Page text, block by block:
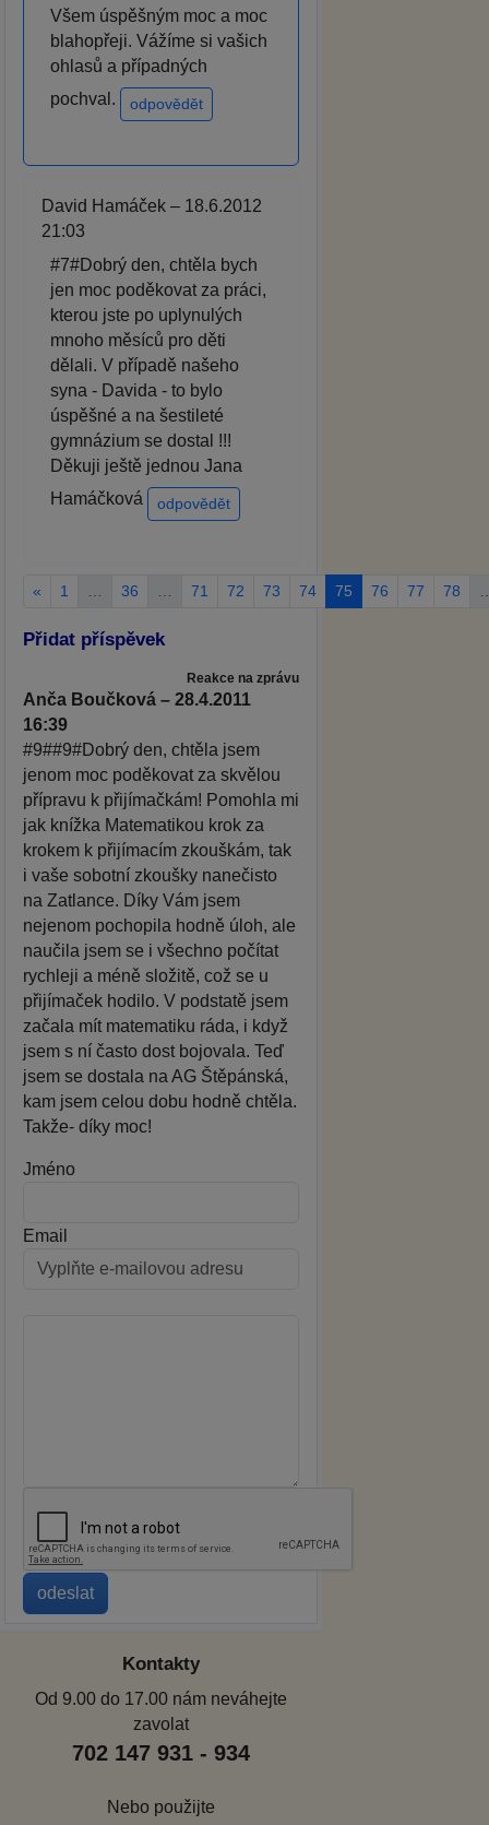
Všem úspěšným moc a moc
blahopřeji. Vážíme si vašich
ohlasů a případných
pochval.
odpovědět
David Hamáček – 18.6.2012
21:03
#7#Dobrý den, chtěla bych
jen moc poděkovat za práci,
kterou jste po uplynulých
mnoho měsíců pro děti
dělali. V případě našeho
syna - Davida - to bylo
úspěšné a na šestileté
gymnázium se dostal !!!
Děkuji ještě jednou Jana
Hamáčková
odpovědět
« 1 36 71 72 73 74 75 76 77 78
Přidat příspěvek
Reakce na zprávu
Anča Boučková – 28.4.2011
16:39
#9##9#Dobrý den, chtěla jsem
jenom moc poděkovat za skvělou
přípravu k přijímačkám! Pomohla mi
jak knížka Matematikou krok za
krokem k přijímacím zkouškám, tak
i vaše sobotní zkoušky nanečisto
na Zatlance. Díky Vám jsem
nejenom pochopila hodně úloh, ale
naučila jsem se i všechno počítat
rychleji a méně složitě, což se u
přijímaček hodilo. V podstatě jsem
začala mít matematiku ráda, i když
jsem s ní často dost bojovala. Teď
jsem se dostala na AG Štěpánská,
kam jsem celou dobu hodně chtěla.
Takže- díky moc!
Jméno
Email
Kontakty
Od 9.00 do 17.00 nám neváhejte
zavolat
702 147 931 - 934
Nebo použijte